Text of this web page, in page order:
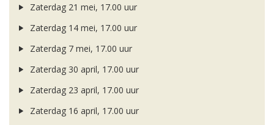
Zaterdag 21 mei, 17.00 uur
Zaterdag 14 mei, 17.00 uur
Zaterdag 7 mei, 17.00 uur
Zaterdag 30 april, 17.00 uur
Zaterdag 23 april, 17.00 uur
Zaterdag 16 april, 17.00 uur